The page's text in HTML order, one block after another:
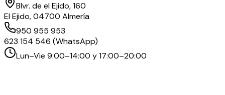
Blvr. de el Ejido, 160
El Ejido, 04700 Almería
950 955 953
623 154 546 (WhatsApp)
Lun–Vie 9:00–14:00 y 17:00–20:00